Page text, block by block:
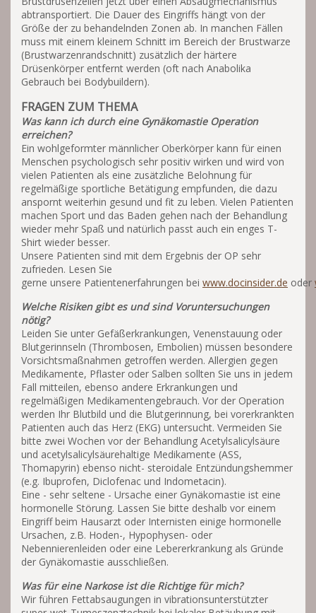
abtransportiert. Die Dauer des Eingriffs hängt von der
Größe der zu behandelnden Zonen ab. In manchen Fällen
muss mit einem kleinem Schnitt im Bereich der Brustwarze
(Brustwarzenrandschnitt) zusätzlich der härtere
Drüsenkörper entfernt werden (oft nach Anabolika
Gebrauch bei Bodybuildern).
FRAGEN ZUM THEMA
Was kann ich durch eine Gynäkomastie Operation
erreichen?
Ein wohlgeformter männlicher Oberkörper kann für einen
Menschen psychologisch sehr positiv wirken und wird von
vielen Patienten als eine zusätzliche Belohnung für
regelmäßige sportliche Betätigung empfunden, die dazu
anspornt weiterhin gesund und fit zu leben. Vielen Patienten
machen Sport und das Baden gehen nach der Behandlung
wieder mehr Spaß und natürlich passt auch ein enges T-
Shirt wieder besser.
Unsere Patienten sind mit dem Ergebnis der OP sehr
zufrieden. Lesen Sie
gerne unsere Patientenerfahrungen bei www.docinsider.de oder
Welche Risiken gibt es und sind Voruntersuchungen
nötig?
Leiden Sie unter Gefäßerkrankungen, Venenstauung oder
Blutgerinnseln (Thrombosen, Embolien) müssen besondere
Vorsichtsmaßnahmen getroffen werden. Allergien gegen
Medikamente, Pflaster oder Salben sollten Sie uns in jedem
Fall mitteilen, ebenso andere Erkrankungen und
regelmäßigen Medikamentengebrauch. Vor der Operation
werden Ihr Blutbild und die Blutgerinnung, bei vorerkrankten
Patienten auch das Herz (EKG) untersucht. Vermeiden Sie
bitte zwei Wochen vor der Behandlung Acetylsalicylsäure
und acetylsalicylsäurehaltige Medikamente (ASS,
Thomapyrin) ebenso nicht- steroidale Entzündungshemmer
(e.g. Ibuprofen, Diclofenac und Indometacin).
Eine - sehr seltene - Ursache einer Gynäkomastie ist eine
hormonelle Störung. Lassen Sie bitte deshalb vor einem
Eingriff beim Hausarzt oder Internisten einige hormonelle
Ursachen, z.B. Hoden-, Hypophysen- oder
Nebennierenleiden oder eine Lebererkrankung als Gründe
der Gynäkomastie ausschließen.
Was für eine Narkose ist die Richtige für mich?
Wir führen Fettabsaugungen in vibrationsunterstützter